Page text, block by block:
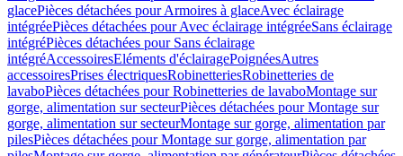
glacePièces détachées pour Armoires à glaceAvec éclairage
intégréePièces détachées pour Avec éclairage intégréeSans éclairage
intégréPièces détachées pour Sans éclairage
intégréAccessoiresEléments d'éclairagePoignéesAutres
accessoiresPrises électriquesRobinetteriesRobinetteries de
lavaboPièces détachées pour Robinetteries de lavaboMontage sur
gorge, alimentation sur secteurPièces détachées pour Montage sur
gorge, alimentation sur secteurMontage sur gorge, alimentation par
pilesPièces détachées pour Montage sur gorge, alimentation par